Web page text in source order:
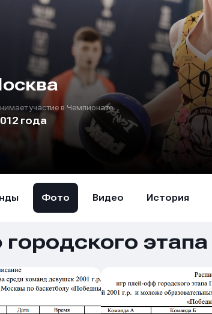
участие в Чемпионате
года
Фото Видео История
этапа